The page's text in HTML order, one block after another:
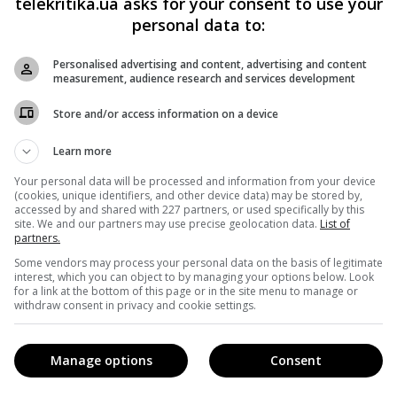
вирішили, що фільм заохочує бодішеймінг, а головна
поганий приклад повним дівчатам.
вихідні в прокаті можуть заробити, за різними
картини 2001 року із аналогічною назвою
копи спробують вирішити міжнародний спір між США і
– 41%.
для картини «Трафік» Деона Тейлора, в якій
на очі банді байкерів. Аналітики припускають, що
за майбутні вихідні. Рейтинг «Трафіку» на Rotten
квартал 2018 року
Китай обігнав Північну
personal data to:
Personalised advertising and content, advertising and content
measurement, audience research and services development
Store and/or access information on a device
Learn more
Your personal data will be processed and information from your device
(cookies, unique identifiers, and other device data) may be stored by,
accessed by and shared with 227 partners, or used specifically by this
site. We and our partners may use precise geolocation data. List of
partners.
Some vendors may process your personal data on the basis of legitimate
interest, which you can object to by managing your options below. Look
for a link at the bottom of this page or in the site menu to manage or
withdraw consent in privacy and cookie settings.
Consent
Manage options